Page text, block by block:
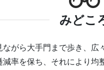
みどこ
がら大手門まで歩き、
率を保ち、それにより